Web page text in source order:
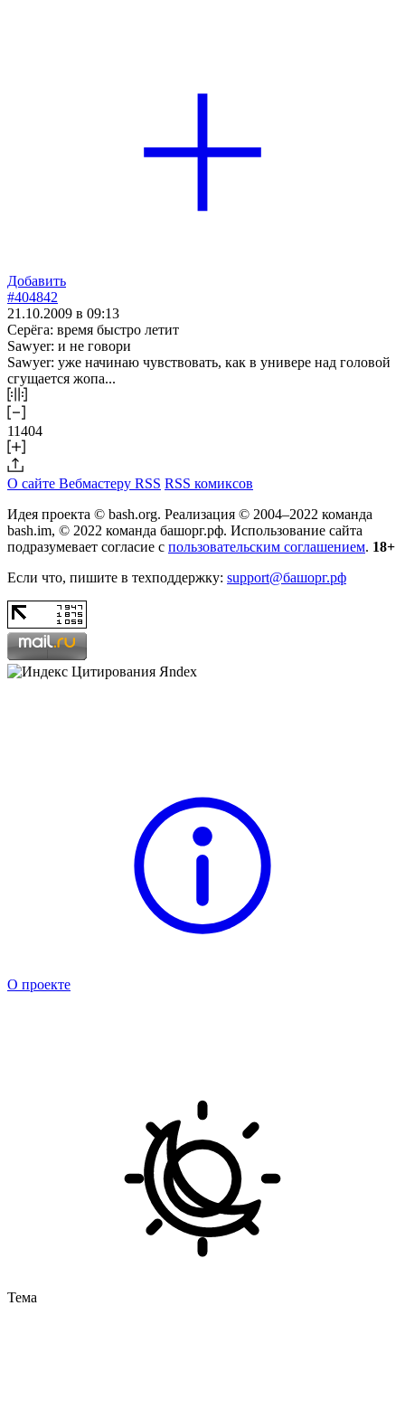
Добавить
#404842
21.10.2009 в 09:13
Серёга: время быстро летит
Sawyer: и не говори
Sawyer: уже начинаю чувствовать, как в универе над головой
сгущается жопа...
11404
О сайте Вебмастеру RSS RSS комиксов
Идея проекта © bash.org. Реализация © 2004–2022 команда
bash.im, © 2022 команда башорг.рф. Использование сайта
подразумевает согласие с пользовательским соглашением. 18+
Если что, пишите в техподдержку: support@башорг.рф
О проекте
Тема